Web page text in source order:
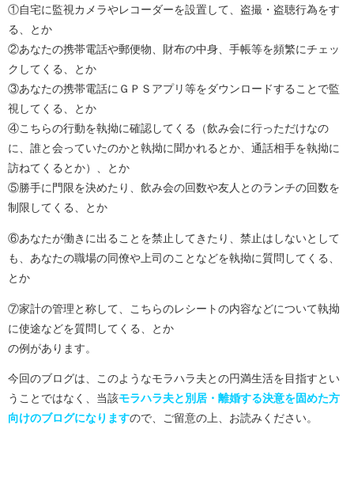
①自宅に監視カメラやレコーダーを設置して、盗撮・盗聴行為をす
る、とか
②あなたの携帯電話や郵便物、財布の中身、手帳等を頻繁にチェッ
クしてくる、とか
③あなたの携帯電話にＧＰＳアプリ等をダウンロードすることで監
視してくる、とか
④こちらの行動を執拗に確認してくる（飲み会に行っただけなの
に、誰と会っていたのかと執拗に聞かれるとか、通話相手を執拗に
訪ねてくるとか）、とか
⑤勝手に門限を決めたり、飲み会の回数や友人とのランチの回数を
制限してくる、とか
⑥あなたが働きに出ることを禁止してきたり、禁止はしないとして
も、あなたの職場の同僚や上司のことなどを執拗に質問してくる、
とか
⑦家計の管理と称して、こちらのレシートの内容などについて執拗
に使途などを質問してくる、とか
の例があります。
今回のブログは、このようなモラハラ夫との円満生活を目指すとい
うことではなく、当該モラハラ夫と別居・離婚する決意を固めた方
向けのブログになりますので、ご留意の上、お読みください。